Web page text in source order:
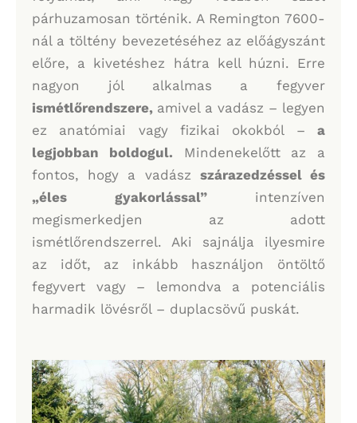
párhuzamosan történik. A Remington 7600-
nál a töltény bevezetéséhez az előágyszánt
előre, a kivetéshez hátra kell húzni. Erre
nagyon jól alkalmas a fegyver
ismétlőrendszere, amivel a vadász – legyen
ez anatómiai vagy fizikai okokból – a
legjobban boldogul. Mindenekelőtt az a
fontos, hogy a vadász szárazedzéssel és
„éles gyakorlással” intenzíven
megismerkedjen az adott
ismétlőrendszerrel. Aki sajnálja ilyesmire
az időt, az inkább használjon öntöltő
fegyvert vagy – lemondva a potenciális
harmadik lövésről – duplacsövű puskát.